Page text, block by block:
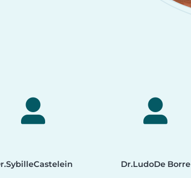
SybilleCastelein Dr.LudoDe Borre